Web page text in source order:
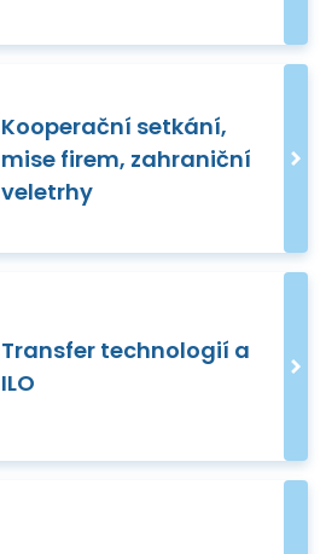
Kooperační setkání,
mise firem, zahraniční
veletrhy
Transfer technologií a
ILO